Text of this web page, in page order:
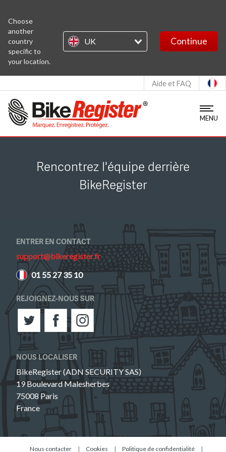
Choose
another
country
specific to
your location.
UK Continue
Aide et FAQ
MENU
Rencontrez l'équipe derrière
BikeRegister
ENTRER EN CONTACT
support@bikeregister.fr
01 55 27 35 10
REJOIGNEZ-NOUS SUR
NOUS LOCALISER
BikeRegister (ADN SECURITY SAS)
19 Boulevard Malesherbes
75008 Paris
France
Nous contacter | Cookies | Politique de confidentialité |
MapChecker
S'identifier
Enregistrement Kit
PLUS D'INFORMATIONS
Nous contacter
France